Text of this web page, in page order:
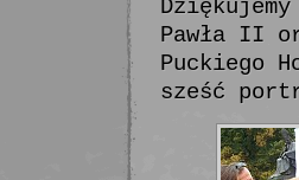
Pawła II
Puckiego
sześć